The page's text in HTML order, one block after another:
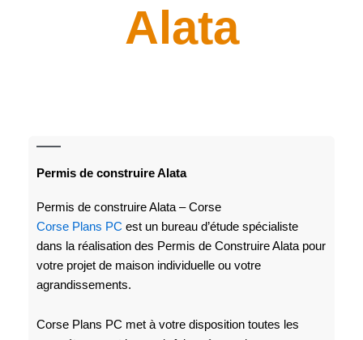
Alata
Permis de construire Alata
Permis de construire Alata – Corse
Corse Plans PC est un bureau d’étude spécialiste
dans la réalisation des Permis de Construire Alata pour
votre projet de maison individuelle ou votre
agrandissements.
Corse Plans PC met à votre disposition toutes les